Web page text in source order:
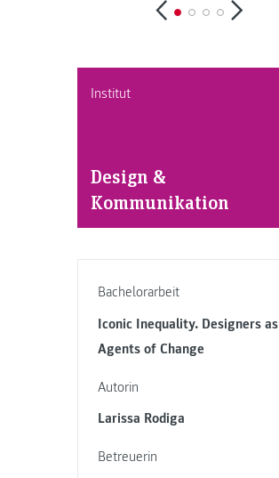
Institut
Design &
Kommunikation
Bachelorarbeit
Iconic Inequality. Designers as
Agents of Change
Autorin
Larissa Rodiga
Betreuerin